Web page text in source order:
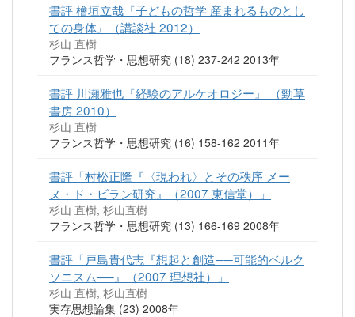
書評 檜垣立哉『子どもの哲学 産まれるものとし
ての身体』（講談社 2012）
杉山 直樹
フランス哲学・思想研究 (18) 237-242 2013年
書評 川瀬雅也『経験のアルケオロジー』 （勁草
書房 2010）
杉山 直樹
フランス哲学・思想研究 (16) 158-162 2011年
書評「村松正隆『〈現われ〉とその秩序 メー
ヌ・ド・ビラン研究』（2007 東信堂）」
杉山 直樹, 杉山直樹
フランス哲学・思想研究 (13) 166-169 2008年
書評「戸島貴代志『想起と創造──可能的ベルク
ソニスム──』（2007 理想社）」
杉山 直樹, 杉山直樹
実存思想論集 (23) 2008年